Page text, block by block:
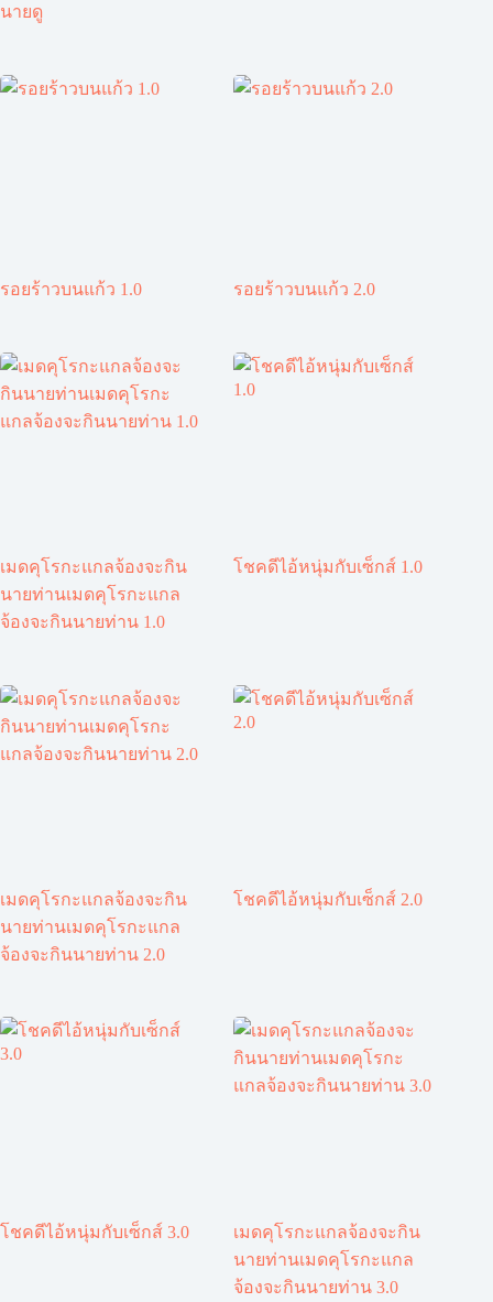
นายดู
รอยร้าวบนแก้ว 1.0 รอยร้าวบนแก้ว 2.0
เมดคุโรกะแกลจ้องจะกิน
นายท่านเมดคุโรกะแกล
จ้องจะกินนายท่าน 1.0
โชคดีไอ้หนุ่มกับเซ็กส์ 1.0
เมดคุโรกะแกลจ้องจะกิน
นายท่านเมดคุโรกะแกล
จ้องจะกินนายท่าน 2.0
โชคดีไอ้หนุ่มกับเซ็กส์ 2.0
โชคดีไอ้หนุ่มกับเซ็กส์ 3.0
เมดคุโรกะแกลจ้องจะกิน
นายท่านเมดคุโรกะแกล
จ้องจะกินนายท่าน 3.0